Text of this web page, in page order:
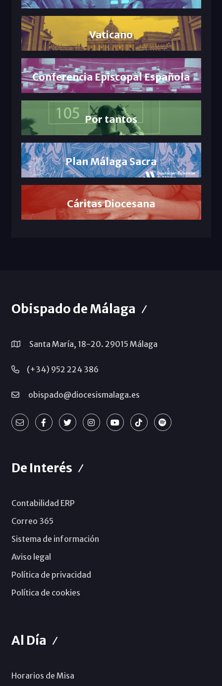
Vaticano
Conferencia Episcopal Española
Por tantos
Plan Málaga Sacra
Cáritas Diocesana
Obispado de Málaga
Santa María, 18-20. 29015 Málaga
(+34) 952 224 386
obispado@diocesismalaga.es
De Interés
Contabilidad ERP
Correo 365
Sistema de información
Aviso legal
Política de privacidad
Política de cookies
Al Día
Horarios de Misa